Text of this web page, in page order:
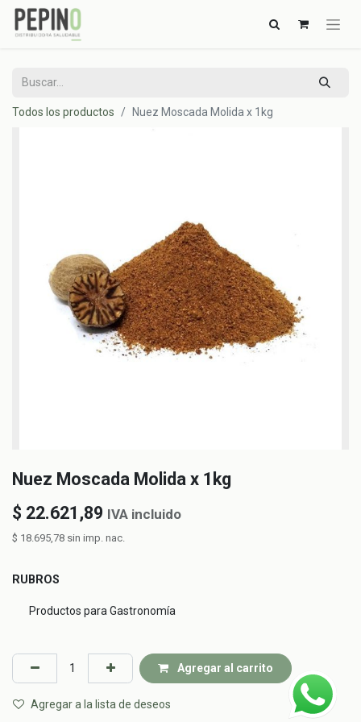
Todos los productos Nuez Moscada Molida x 1kg
Nuez Moscada Molida x 1kg
$ 22.621,89 IVA incluido
$ 18.695,78 sin imp. nac.
RUBROS
Productos para Gastronomía
Agregar al carrito
Agregar a la lista de deseos